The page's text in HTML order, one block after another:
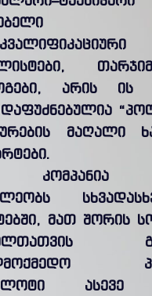
არის ის
მაღალი
კომპანია
მათ შორის
ასევე